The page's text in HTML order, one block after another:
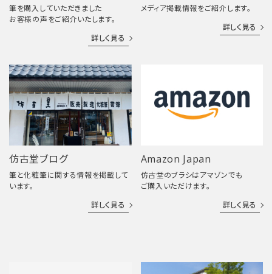
筆を購入していただきました
お客様の声をご紹介いたします。
詳しく見る
メディア掲載情報をご紹介します。
詳しく見る
仿古堂ブログ
筆と化粧筆に関する情報を掲載して
います。
詳しく見る
Amazon Japan
仿古堂のブラシはアマゾンでも
ご購入いただけます。
詳しく見る